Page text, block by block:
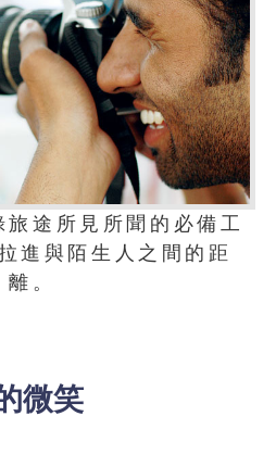
途所見所聞的必備工
進與陌生人之間的距
離。
微笑